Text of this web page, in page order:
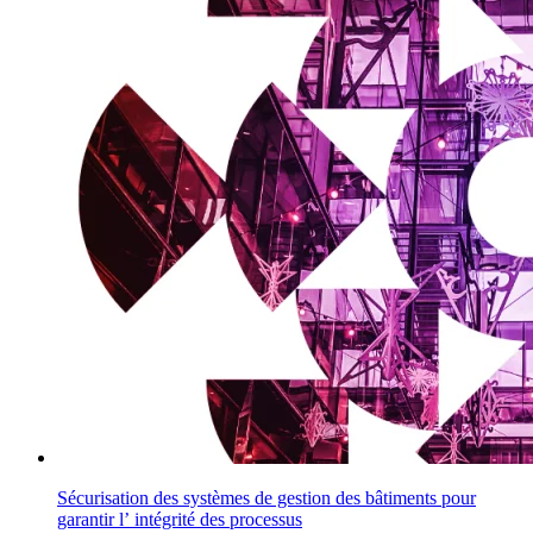
Sécurisation des systèmes de gestion des bâtiments pour
garantir l’ intégrité des processus